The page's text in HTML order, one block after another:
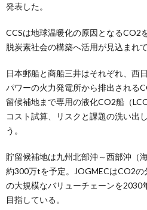
発表した。
CCSは地球温暖化の原因となるCO2
脱炭素社会の構築へ活用が見込まれて
日本郵船と商船三井はそれぞれ、西
パワーの火力発電所から排出される
留候補地まで専用の液化CO2船（
コスト試算、リスクと課題の洗い出
う。
貯留候補地は九州北部沖～西部沖（
約300万tを予定。JOGMECはCO2
の大規模なバリューチェーンを2030
目指している。